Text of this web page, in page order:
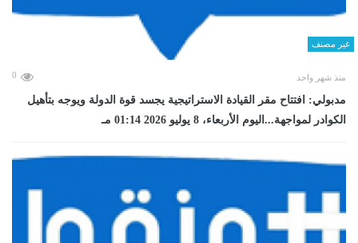
غير مصنف
منذ شهر واحد 0
مدبولي: افتتاح مقر القيادة الاستراتيجية يجسد قوة الدولة ويوجه بتأهيل
الكوادر لمواجهة...اليوم الأربعاء، 8 يوليو 2026 01:14 مـ